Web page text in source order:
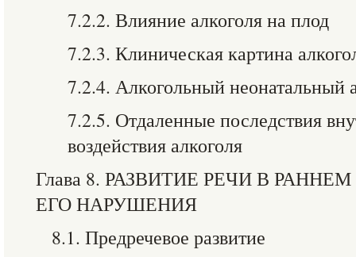
7.2.2. Влияние алкоголя на плод
7.2.3. Клиническая картина
7.2.4. Алкогольный неонатальный
7.2.5. Отдаленные последствия
воздействия алкоголя
Глава 8. РАЗВИТИЕ РЕЧИ В
ЕГО НАРУШЕНИЯ
8.1. Предречевое развитие